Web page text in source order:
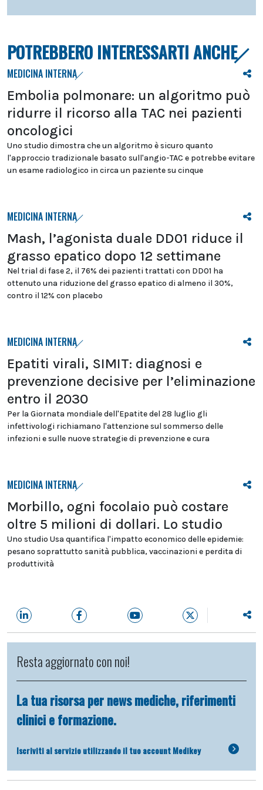
POTREBBERO INTERESSARTI ANCHE
MEDICINA INTERNA
Embolia polmonare: un algoritmo può
ridurre il ricorso alla TAC nei pazienti
oncologici
Uno studio dimostra che un algoritmo è sicuro quanto
l'approccio tradizionale basato sull'angio-TAC e potrebbe evitare
un esame radiologico in circa un paziente su cinque
MEDICINA INTERNA
Mash, l’agonista duale DD01 riduce il
grasso epatico dopo 12 settimane
Nel trial di fase 2, il 76% dei pazienti trattati con DD01 ha
ottenuto una riduzione del grasso epatico di almeno il 30%,
contro il 12% con placebo
MEDICINA INTERNA
Epatiti virali, SIMIT: diagnosi e
prevenzione decisive per l’eliminazione
entro il 2030
Per la Giornata mondiale dell'Epatite del 28 luglio gli
infettivologi richiamano l'attenzione sul sommerso delle
infezioni e sulle nuove strategie di prevenzione e cura
MEDICINA INTERNA
Morbillo, ogni focolaio può costare
oltre 5 milioni di dollari. Lo studio
Uno studio Usa quantifica l'impatto economico delle epidemie:
pesano soprattutto sanità pubblica, vaccinazioni e perdita di
produttività
Resta aggiornato con noi!
La tua risorsa per news mediche, riferimenti
clinici e formazione.
Iscriviti al servizio utilizzando il tuo account Medikey